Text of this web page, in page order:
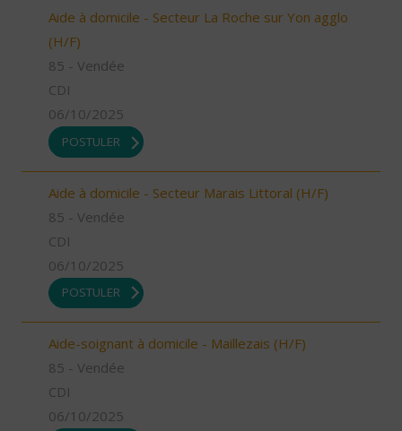
Aide à domicile - Secteur La Roche sur Yon agglo
(H/F)
85 - Vendée
CDI
06/10/2025
POSTULER
Aide à domicile - Secteur Marais Littoral (H/F)
85 - Vendée
CDI
06/10/2025
POSTULER
Aide-soignant à domicile - Maillezais (H/F)
85 - Vendée
CDI
06/10/2025